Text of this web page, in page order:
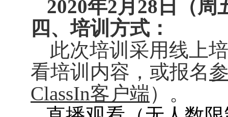
2020年2月 28 日（周
四、培训方式：
此次培训采用线上
看培训内容，或报名
ClassIn客户端）。